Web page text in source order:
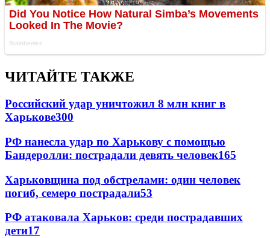
ЧИТАЙТЕ ТАКЖЕ
Российский удар уничтожил 8 млн книг в
Харькове300
РФ нанесла удар по Харькову с помощью
Бандеролли: пострадали девять человек165
Харьковщина под обстрелами: один человек
погиб, семеро пострадали53
РФ атаковала Харьков: среди пострадавших
дети17